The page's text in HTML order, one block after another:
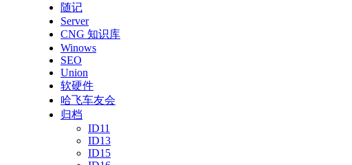
随记
Server
CNG 知识库
Winows
SEO
Union
软硬件
哈飞车友会
归档
ID11
ID13
ID15